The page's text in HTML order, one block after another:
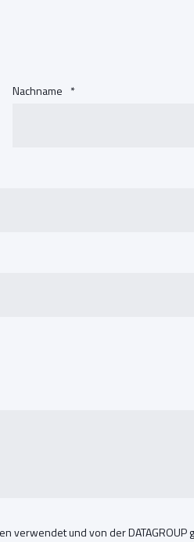
Nachname *
verwendet und von der